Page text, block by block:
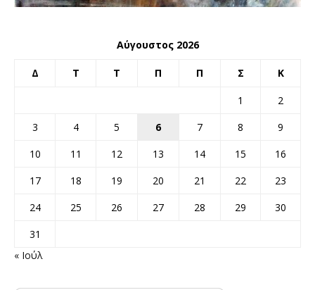
Αύγουστος 2026
Δ Τ Τ Π Π Σ Κ
1
2
3
4 5 6 7 8
9
10
11 12 13 14 15
16
17
18 19 20 21 22
23
24
25 26 27 28 29
30
31
« Ιούλ